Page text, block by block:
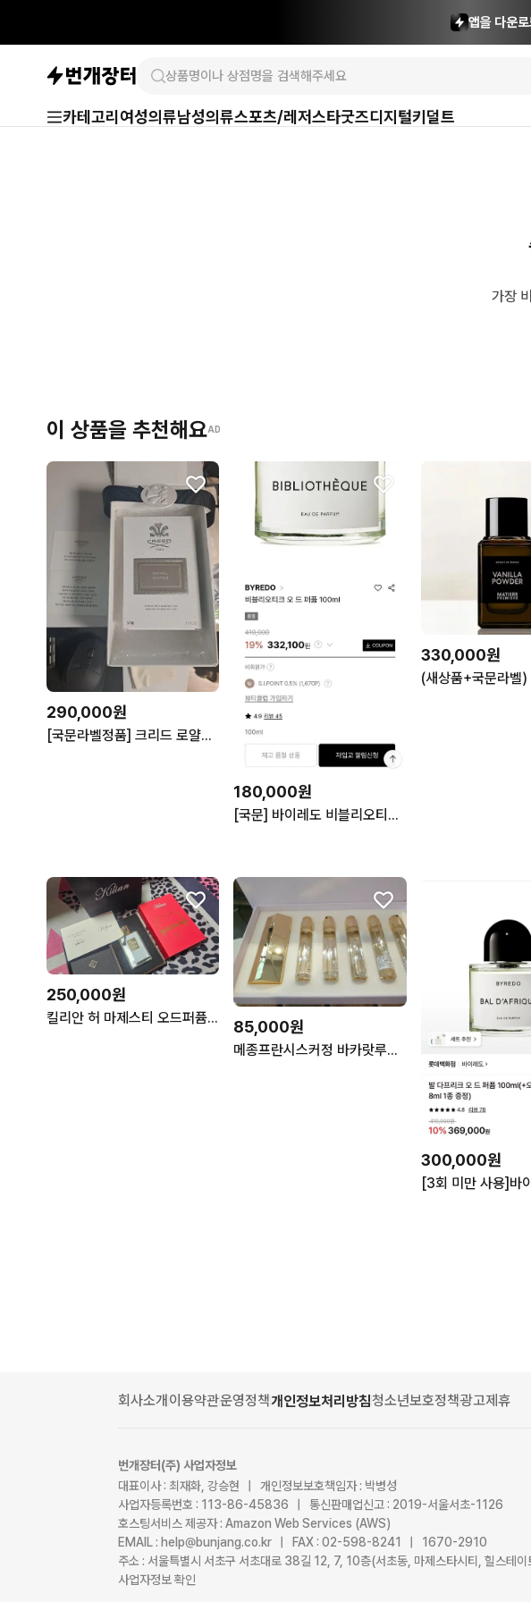
앱을 다운
카테고리 여성의류남성의류스포츠/레저스타굿즈디지털키덜트
가장
이 상품을 추천해요AD
290,000원
[국문라벨정품] 크리드 로얄워터_50ml
180,000원
[국문] 바이레도 비블리오티크 EDP 100ml
330,000원
250,000원
킬리안 허 마제스티 오드퍼퓸 50ml 향수 미개봉 새상품 쇼핑백 85,000원
메종프란시스커정 바카랏루쥬 edp 11ml 트래블 국문택 새상품
300,000원
회사소개이용약관운영정책개인정보처리방침청소년보호정책광고제휴
번개장터(주) 사업자정보
대표이사 : 최재화, 강승현 | 개인정보보호책임자 : 박병성
사업자등록번호 : 113-86-45836 | 통신판매업신고 : 2019-서울서초-1126
호스팅서비스 제공자 : Amazon Web Services (AWS)
EMAIL : help@bunjang.co.kr | FAX : 02-598-8241 | 1670-2910
주소 : 서울특별시 서초구 서초대로 38길 12, 7, 10층(서초동, 마제스타시티, 힐스테이
사업자정보 확인